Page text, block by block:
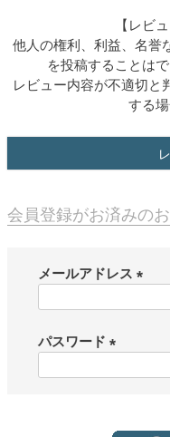
【レビ
他人の権利、利益、名誉
を投稿することは
レビュー内容が不適切と
する
会員登録がお済みの
メールアドレス
パスワード